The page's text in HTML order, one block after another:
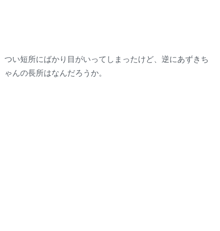
つい短所にばかり目がいってしまったけど、逆にあずきち
ゃんの長所はなんだろうか。